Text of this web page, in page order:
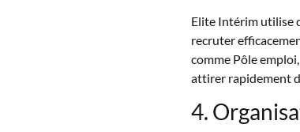
Elite Intérim utilise
recruter
comme Pôle
attirer rapidement
4.